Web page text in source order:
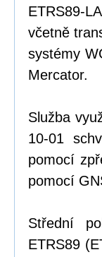
ETRS89-
včetně
systémy
Mercator.
Služba
10-01
pomocí
pomocí
Střední
ETRS89